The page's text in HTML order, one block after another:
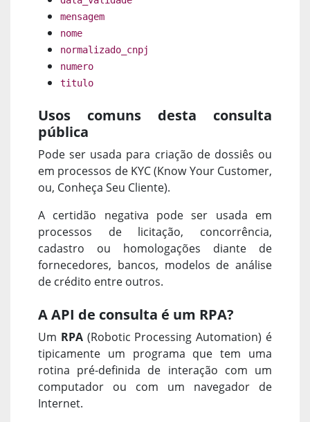
mensagem
nome
normalizado_cnpj
numero
titulo
Usos comuns desta consulta
pública
Pode ser usada para criação de dossiês ou
em processos de KYC (Know Your Customer,
ou, Conheça Seu Cliente).
A certidão negativa pode ser usada em
processos de licitação, concorrência,
cadastro ou homologações diante de
fornecedores, bancos, modelos de análise
de crédito entre outros.
A API de consulta é um RPA?
Um RPA(Robotic Processing Automation) é
tipicamente um programa que tem uma
rotina pré-definida de interação com um
computador ou com um navegador de
Internet.